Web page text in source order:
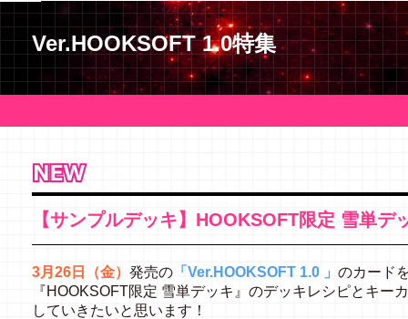
Ver.HOOKSOFT 1.0特集
【サンプルデッキ】HOOKSOFT限定 雪単デ
3月26日（金） 発売の 「Ver.HOOKSOFT 1.0 」 のカード
『HOOKSOFT限定 雪単デッキ』のデッキレシピとキー
していきたいと思います！